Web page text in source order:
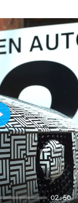
02:50